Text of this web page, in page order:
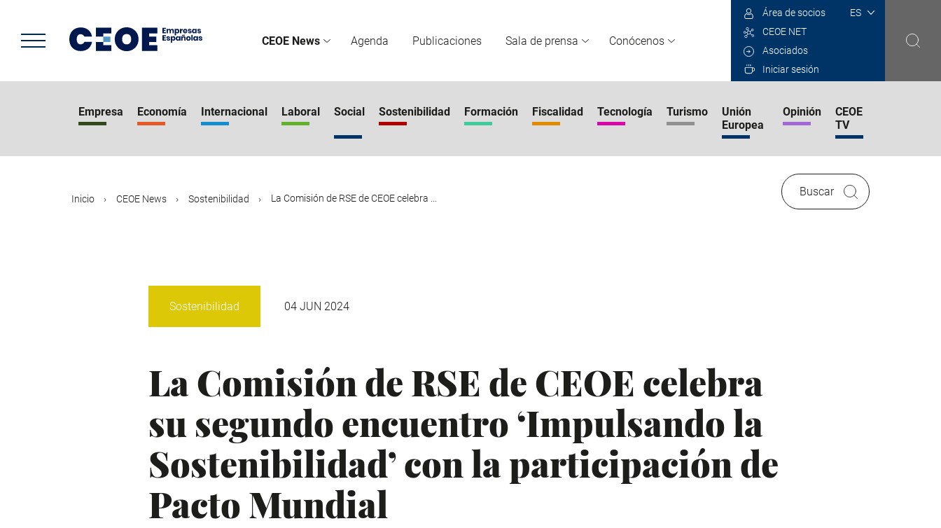
contenido
principal
CEOE News Agenda Publicaciones Sala de prensa Conócenos
Select
Área de socios
CEOE NET
Asociados
Iniciar sesión
Empresa Economía Internacional Laboral Social Sostenibilidad Formación Fiscalidad Tecnología Turismo
Unión
Europea
Opinión
CEOE
TV
Inicio CEOE News Sostenibilidad La Comisión de RSE de CEOE celebra ...
Buscar
Sostenibilidad 04 JUN 2024
La Comisión de RSE de CEOE celebra
su segundo encuentro ‘Impulsando la
Sostenibilidad’ con la participación de
Pacto Mundial